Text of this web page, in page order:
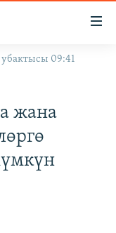
09:41
жана